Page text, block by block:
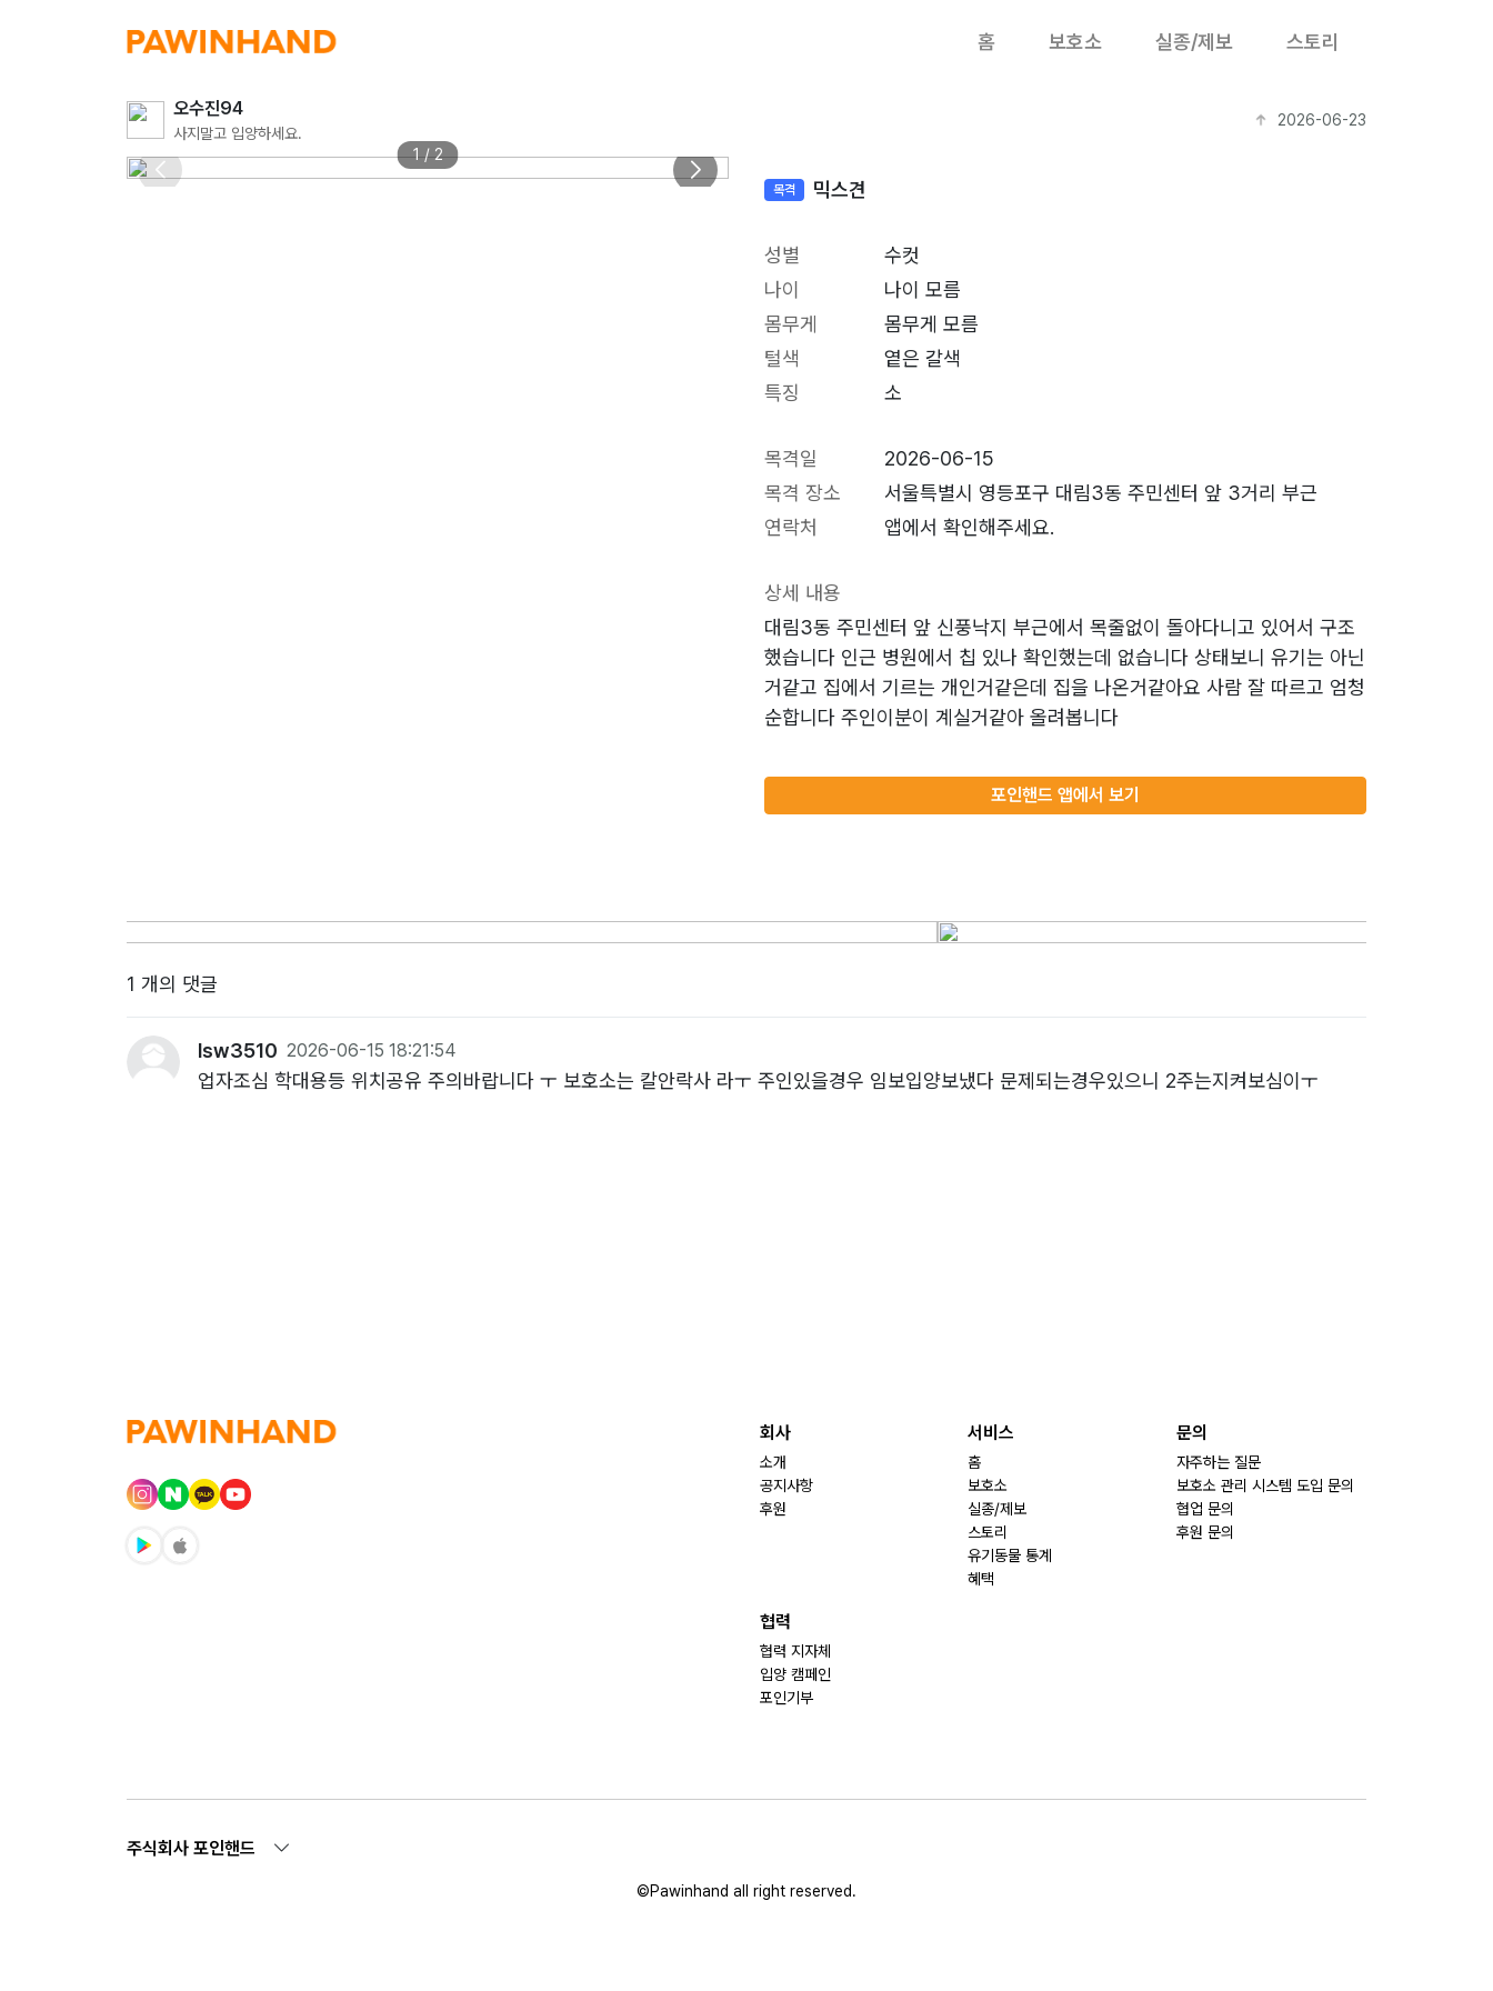
홈 보호소 실종/제보 스토리
오수진94
사지말고 입양하세요.
2026-06-23
1 / 2
목격 믹스견
성별
수컷
나이
나이 모름
몸무게
몸무게 모름
털색
옅은 갈색
특징
소
목격일
2026-06-15
목격 장소
서울특별시 영등포구 대림3동 주민센터 앞 3거리 부근
연락처
앱에서 확인해주세요.
상세 내용
대림3동 주민센터 앞 신풍낙지 부근에서 목줄없이 돌아다니고 있어서 구조
했습니다 인근 병원에서 칩 있나 확인했는데 없습니다 상태보니 유기는 아닌
거같고 집에서 기르는 개인거같은데 집을 나온거같아요 사람 잘 따르고 엄청
순합니다 주인이분이 계실거같아 올려봅니다
포인핸드 앱에서 보기
1 개의 댓글
lsw3510 2026-06-15 18:21:54
업자조심 학대용등 위치공유 주의바랍니다 ㅜ 보호소는 칼안락사 라ㅜ 주인있을경우 임보입양보냈다 문제되는경우있으니 2주는지켜보심이ㅜ
회사
소개
공지사항
후원
서비스
홈
보호소
실종/제보
스토리
유기동물 통계
혜택
문의
자주하는 질문
보호소 관리 시스템 도입 문의
협업 문의
후원 문의
협력
협력 지자체
입양 캠페인
포인기부
주식회사 포인핸드
©Pawinhand all right reserved.